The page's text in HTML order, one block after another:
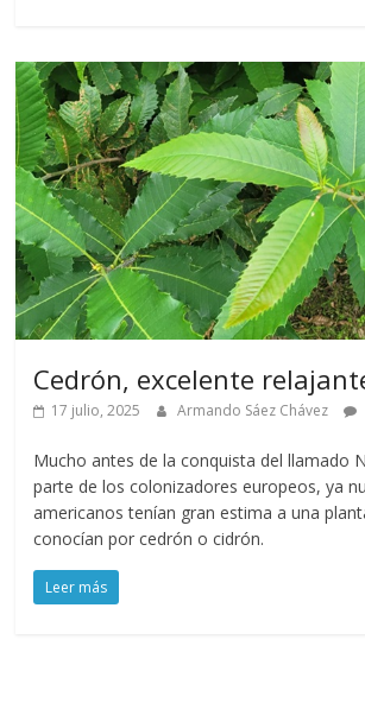
Cedrón, excelente
17 julio, 2025 Armando Sáez Chávez
Mucho antes de la conquista del llamado
parte de los colonizadores europeos, ya
americanos tenían gran estima a una
conocían por cedrón o cidrón.
Leer más